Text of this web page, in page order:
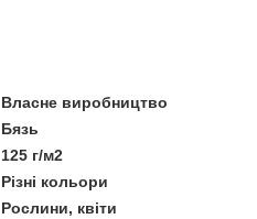
Власне виробництво
Бязь
125 г/м2
Різні кольори
Рослини, квіти